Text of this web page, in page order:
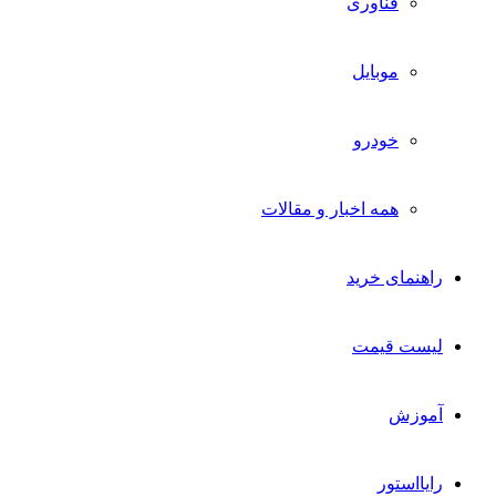
موبایل
خودرو
همه اخبار و مقالات
راهنمای خرید
لیست قیمت
آموزش
رایااستور